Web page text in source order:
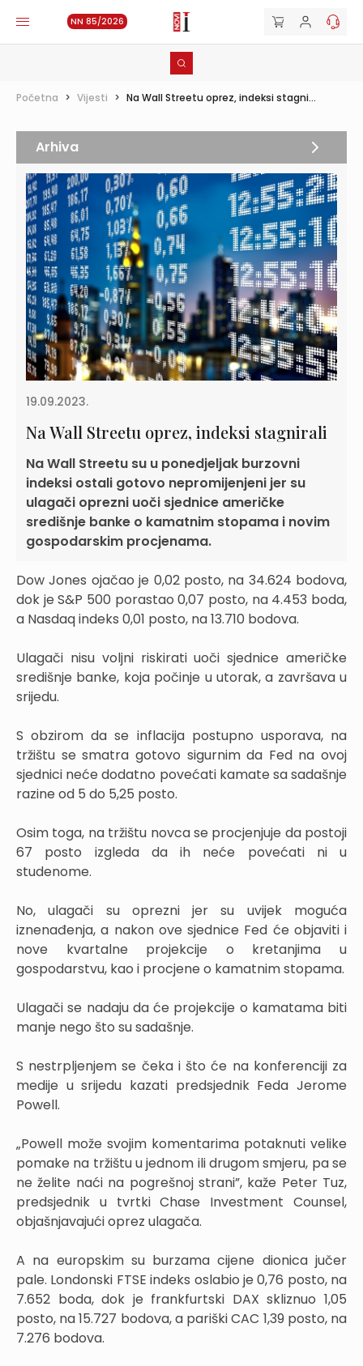
NN 85/2026
Početna > Vijesti > Na Wall Streetu oprez, indeksi stagni...
19.09.2023.
Na Wall Streetu oprez, indeksi stagnirali
Na Wall Streetu su u ponedjeljak burzovni
indeksi ostali gotovo nepromijenjeni jer su
ulagači oprezni uoči sjednice američke
središnje banke o kamatnim stopama i novim
gospodarskim procjenama.
Dow Jones ojačao je 0,02 posto, na 34.624 bodova,
dok je S&P 500 porastao 0,07 posto, na 4.453 boda,
a Nasdaq indeks 0,01 posto, na 13.710 bodova.
Ulagači nisu voljni riskirati uoči sjednice američke
središnje banke, koja počinje u utorak, a završava u
srijedu.
S obzirom da se inflacija postupno usporava, na
tržištu se smatra gotovo sigurnim da Fed na ovoj
sjednici neće dodatno povećati kamate sa sadašnje
razine od 5 do 5,25 posto.
Osim toga, na tržištu novca se procjenjuje da postoji
67 posto izgleda da ih neće povećati ni u
studenome.
No, ulagači su oprezni jer su uvijek moguća
iznenađenja, a nakon ove sjednice Fed će objaviti i
nove kvartalne projekcije o kretanjima u
gospodarstvu, kao i procjene o kamatnim stopama.
Ulagači se nadaju da će projekcije o kamatama biti
manje nego što su sadašnje.
S nestrpljenjem se čeka i što će na konferenciji za
medije u srijedu kazati predsjednik Feda Jerome
Powell.
„Powell može svojim komentarima potaknuti velike
pomake na tržištu u jednom ili drugom smjeru, pa se
ne želite naći na pogrešnoj strani”, kaže Peter Tuz,
predsjednik u tvrtki Chase Investment Counsel,
objašnjavajući oprez ulagača.
A na europskim su burzama cijene dionica jučer
pale. Londonski FTSE indeks oslabio je 0,76 posto, na
7.652 boda, dok je frankfurtski DAX skliznuo 1,05
posto, na 15.727 bodova, a pariški CAC 1,39 posto, na
7.276 bodova.
Arhiva